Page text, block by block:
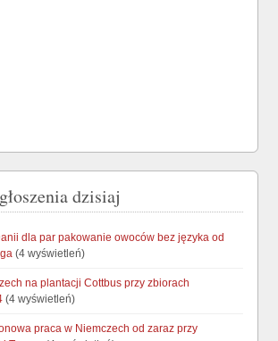
dzisiaj
dla par pakowanie owoców bez języka od
(4 wyświetleń)
na plantacji Cottbus przy zbiorach
(4 wyświetleń)
praca w Niemczech od zaraz przy